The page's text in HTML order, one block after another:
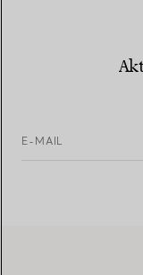
E-MAIL